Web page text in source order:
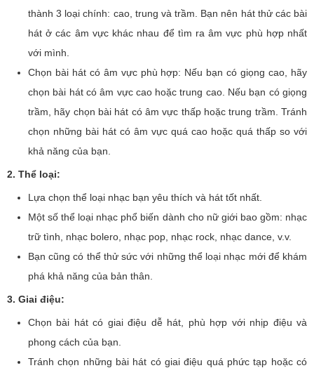
thành 3 loại chính: cao, trung và trầm. Bạn nên hát thử các bài
hát ở các âm vực khác nhau để tìm ra âm vực phù hợp nhất
với mình.
Chọn bài hát có âm vực phù hợp: Nếu bạn có giọng cao, hãy
chọn bài hát có âm vực cao hoặc trung cao. Nếu bạn có giọng
trầm, hãy chọn bài hát có âm vực thấp hoặc trung trầm. Tránh
chọn những bài hát có âm vực quá cao hoặc quá thấp so với
khả năng của bạn.
2. Thể loại:
Lựa chọn thể loại nhạc bạn yêu thích và hát tốt nhất.
Một số thể loại nhạc phổ biến dành cho nữ giới bao gồm: nhạc
trữ tình, nhạc bolero, nhạc pop, nhạc rock, nhạc dance, v.v.
Bạn cũng có thể thử sức với những thể loại nhạc mới để khám
phá khả năng của bản thân.
3. Giai điệu:
Chọn bài hát có giai điệu dễ hát, phù hợp với nhịp điệu và
phong cách của bạn.
Tránh chọn những bài hát có giai điệu quá phức tạp hoặc có